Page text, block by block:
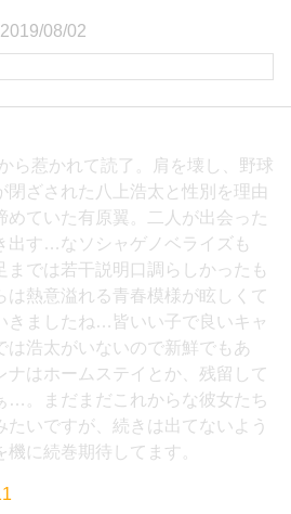
2019/08/02
ら惹かれて読了。肩を壊し、野球
閉ざされた八上浩太と性別を理由
めていた有原翼。二人が出会った
出す…なソシャゲノベライズも
までは若干説明口調らしかったも
は熱意溢れる青春模様が眩しくて
きましたね…皆いい子で良いキャ
は浩太がいないので新鮮でもあ
ナはホームステイとか、残留して
…。まだまだこれからな彼女たち
たいですが、続きは出てないよう
に続巻期待してます。